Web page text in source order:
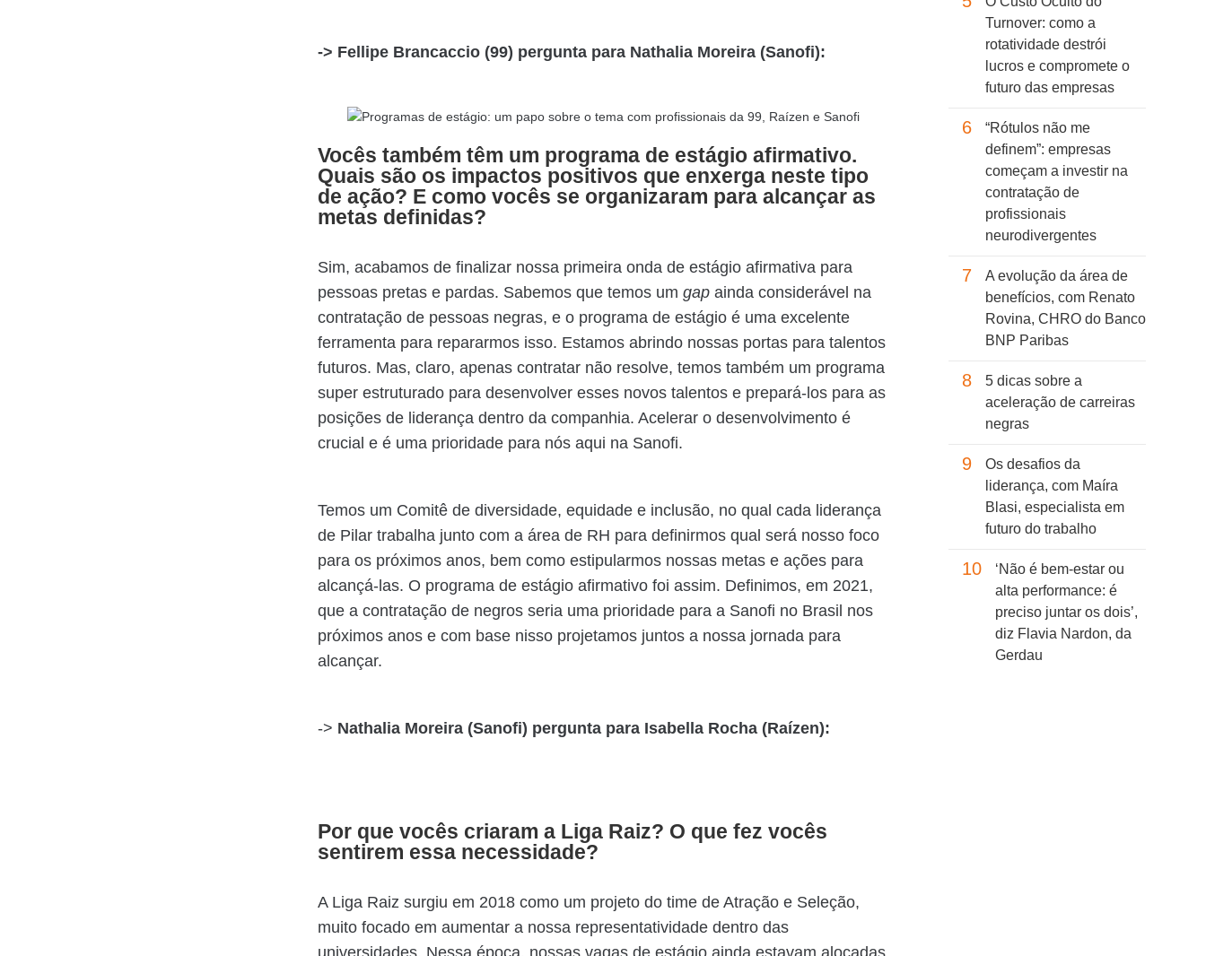
-> Fellipe Brancaccio (99) pergunta para Nathalia Moreira (Sanofi):
Vocês também têm um programa de estágio afirmativo.
Quais são os impactos positivos que enxerga neste tipo
de ação? E como vocês se organizaram para alcançar as
metas definidas?
Sim, acabamos de finalizar nossa primeira onda de estágio afirmativa para
pessoas pretas e pardas. Sabemos que temos um gap ainda considerável na
contratação de pessoas negras, e o programa de estágio é uma excelente
ferramenta para repararmos isso. Estamos abrindo nossas portas para talentos
futuros. Mas, claro, apenas contratar não resolve, temos também um programa
super estruturado para desenvolver esses novos talentos e prepará-los para as
posições de liderança dentro da companhia. Acelerar o desenvolvimento é
crucial e é uma prioridade para nós aqui na Sanofi.
Temos um Comitê de diversidade, equidade e inclusão, no qual cada liderança
de Pilar trabalha junto com a área de RH para definirmos qual será nosso foco
para os próximos anos, bem como estipularmos nossas metas e ações para
alcançá-las. O programa de estágio afirmativo foi assim. Definimos, em 2021,
que a contratação de negros seria uma prioridade para a Sanofi no Brasil nos
próximos anos e com base nisso projetamos juntos a nossa jornada para
alcançar.
-> Nathalia Moreira (Sanofi) pergunta para Isabella Rocha (Raízen):
Por que vocês criaram a Liga Raiz? O que fez vocês
sentirem essa necessidade?
A Liga Raiz surgiu em 2018 como um projeto do time de Atração e Seleção,
muito focado em aumentar a nossa representatividade dentro das
Turnover: como a
rotatividade destrói
lucros e compromete o
futuro das empresas
6
“Rótulos não me
definem”: empresas
começam a investir na
contratação de
profissionais
neurodivergentes
7
A evolução da área de
benefícios, com Renato
Rovina, CHRO do Banco
BNP Paribas
8
5 dicas sobre a
aceleração de carreiras
negras
9
Os desafios da
liderança, com Maíra
Blasi, especialista em
futuro do trabalho
10
‘Não é bem-estar ou
alta performance: é
preciso juntar os dois’,
diz Flavia Nardon, da
Gerdau